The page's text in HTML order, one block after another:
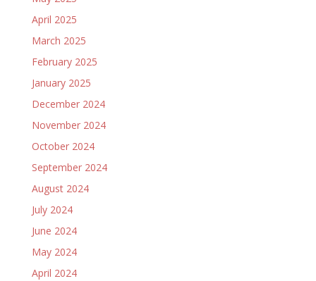
April 2025
March 2025
February 2025
January 2025
December 2024
November 2024
October 2024
September 2024
August 2024
July 2024
June 2024
May 2024
April 2024